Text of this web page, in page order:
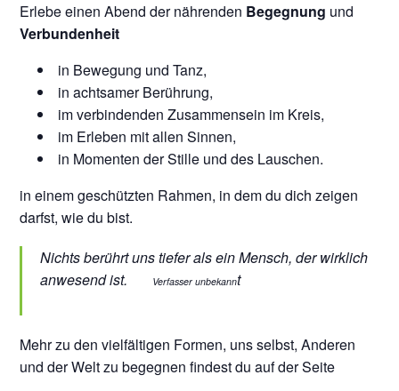
Erlebe einen Abend der nährenden Begegnung und
Verbundenheit
in Bewegung und Tanz,
in achtsamer Berührung,
im verbindenden Zusammensein im Kreis,
im Erleben mit allen Sinnen,
in Momenten der Stille und des Lauschen.
in einem geschützten Rahmen, in dem du dich zeigen
darfst, wie du bist.
Nichts berührt uns tiefer als ein Mensch, der wirklich
anwesend ist.
Verfasser unbekannt
Mehr zu den vielfältigen Formen, uns selbst, Anderen
und der Welt zu begegnen findest du auf der Seite